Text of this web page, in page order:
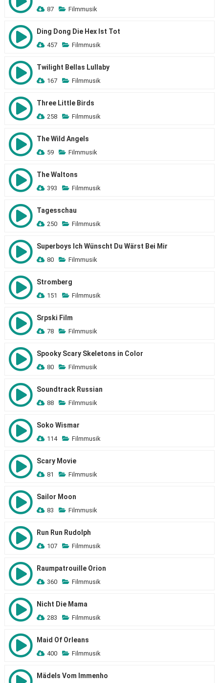
87 Filmmusik
Ding Dong Die Hex Ist Tot
457 Filmmusik
Twilight Bellas Lullaby
167 Filmmusik
Three Little Birds
258 Filmmusik
The Wild Angels
59 Filmmusik
The Waltons
393 Filmmusik
Tagesschau
250 Filmmusik
Superboys Ich Wünscht Du Wärst Bei Mir
80 Filmmusik
Stromberg
151 Filmmusik
Srpski Film
78 Filmmusik
Spooky Scary Skeletons in Color
80 Filmmusik
Soundtrack Russian
88 Filmmusik
Soko Wismar
114 Filmmusik
Scary Movie
81 Filmmusik
Sailor Moon
83 Filmmusik
Run Run Rudolph
107 Filmmusik
Raumpatrouille Orion
360 Filmmusik
Nicht Die Mama
283 Filmmusik
Maid Of Orleans
400 Filmmusik
Mädels Vom Immenho